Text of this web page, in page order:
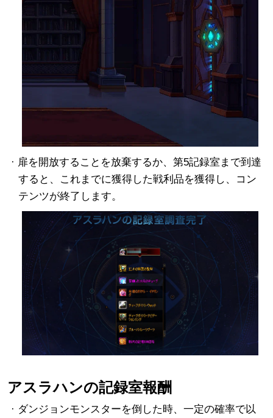
· 扉を開放することを放棄するか、第5記録室まで到達
すると、これまでに獲得した戦利品を獲得し、コン
テンツが終了します。
アスラハンの記録室報酬
· ダンジョンモンスターを倒した時、一定の確率で以